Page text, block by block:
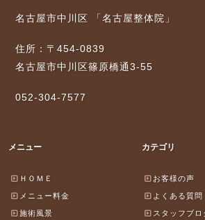
名古屋市中川区 「名古屋整体院」
住所：〒454-0839
名古屋市中川区篠原橋通3-55
052-304-7577
メニュー
ＨＯＭＥ
メニュー料金
施術風景
カテゴリ
お客様の声
よくある質問
スタッフブロ